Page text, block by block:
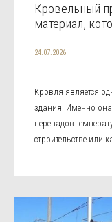
Кровельный
материал,
24.07.2026
Кровля является
здания. Именно
перепадов
строительстве или